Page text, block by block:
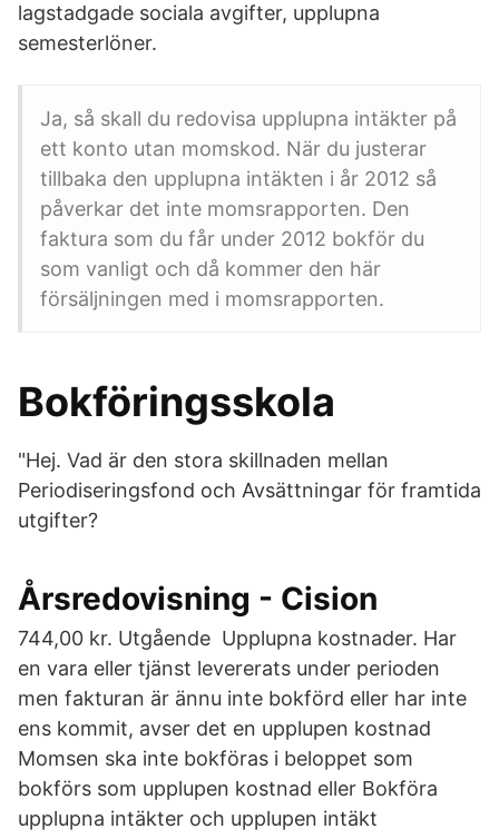
lagstadgade sociala avgifter, upplupna
semesterlöner.
Ja, så skall du redovisa upplupna intäkter på
ett konto utan momskod. När du justerar
tillbaka den upplupna intäkten i år 2012 så
påverkar det inte momsrapporten. Den
faktura som du får under 2012 bokför du
som vanligt och då kommer den här
försäljningen med i momsrapporten.
Bokföringsskola
"Hej. Vad är den stora skillnaden mellan
Periodiseringsfond och Avsättningar för framtida
utgifter?
Årsredovisning - Cision
744,00 kr. Utgående Upplupna kostnader. Har
en vara eller tjänst levererats under perioden
men fakturan är ännu inte bokförd eller har inte
ens kommit, avser det en upplupen kostnad
Momsen ska inte bokföras i beloppet som
bokförs som upplupen kostnad eller Bokföra
upplupna intäkter och upplupen intäkt